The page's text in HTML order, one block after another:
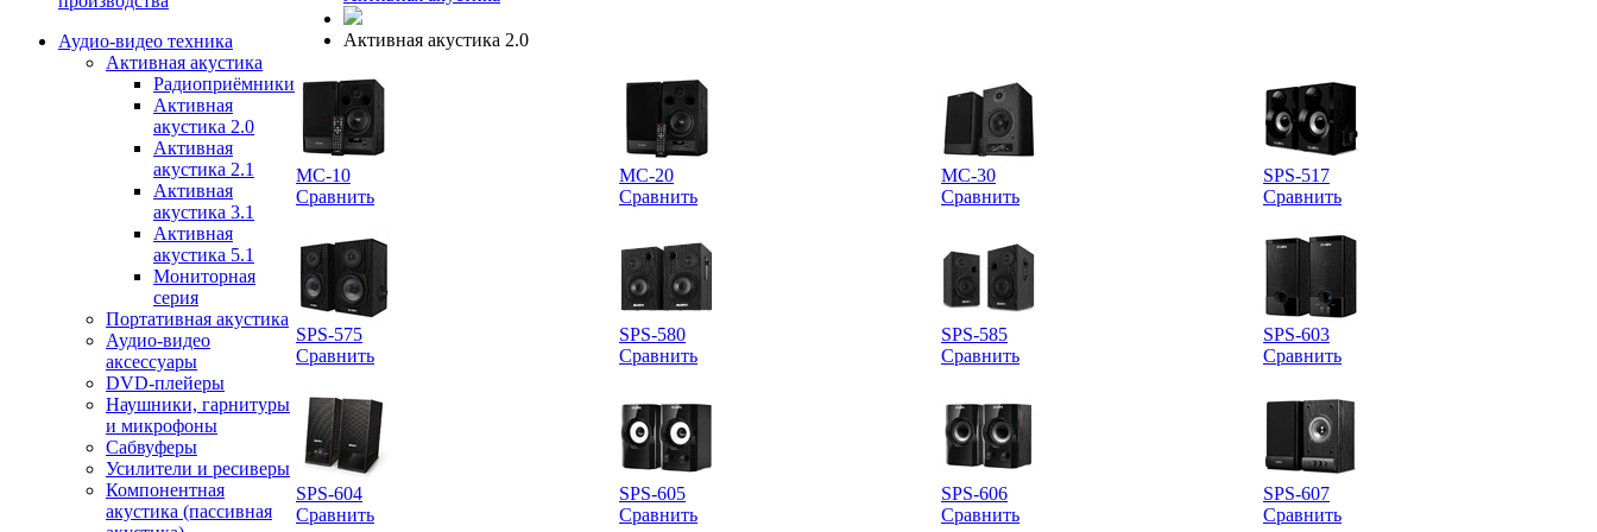
Аудио-видео техника
Активная акустика
Радиоприёмники
Активная
акустика 2.0
Активная
акустика 2.1
Активная
акустика 3.1
Активная
акустика 5.1
Мониторная
серия
Портативная акустика
Аудио-видео
аксессуары
DVD-плейеры
Наушники, гарнитуры
и микрофоны
Сабвуферы
Усилители и ресиверы
Компонентная
акустика (пассивная
Активная акустика 2.0
MC-10
Сравнить
MC-20
Сравнить
MC-30
Сравнить
SPS-517
Сравнить
SPS-575
Сравнить
SPS-580
Сравнить
SPS-585
Сравнить
SPS-603
Сравнить
SPS-604
Сравнить
SPS-605
Сравнить
SPS-606
Сравнить
SPS-607
Сравнить